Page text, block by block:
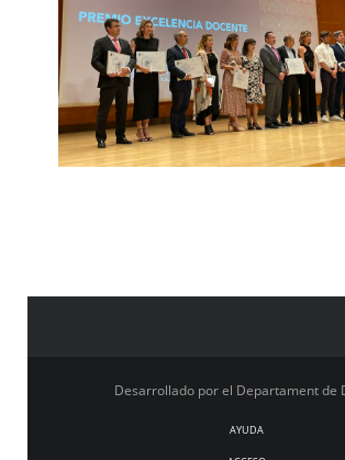
Desarrollado por el Departament de
AYUDA